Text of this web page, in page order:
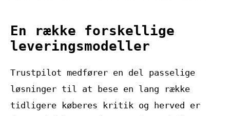
En række forskellige
leveringsmodeller
Trustpilot medfører en del passelige
løsninger til at bese en lang række
tidligere køberes kritik og herved er